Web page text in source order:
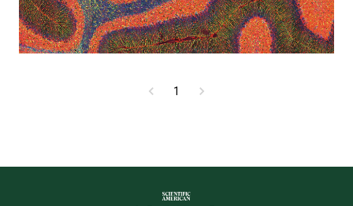
1